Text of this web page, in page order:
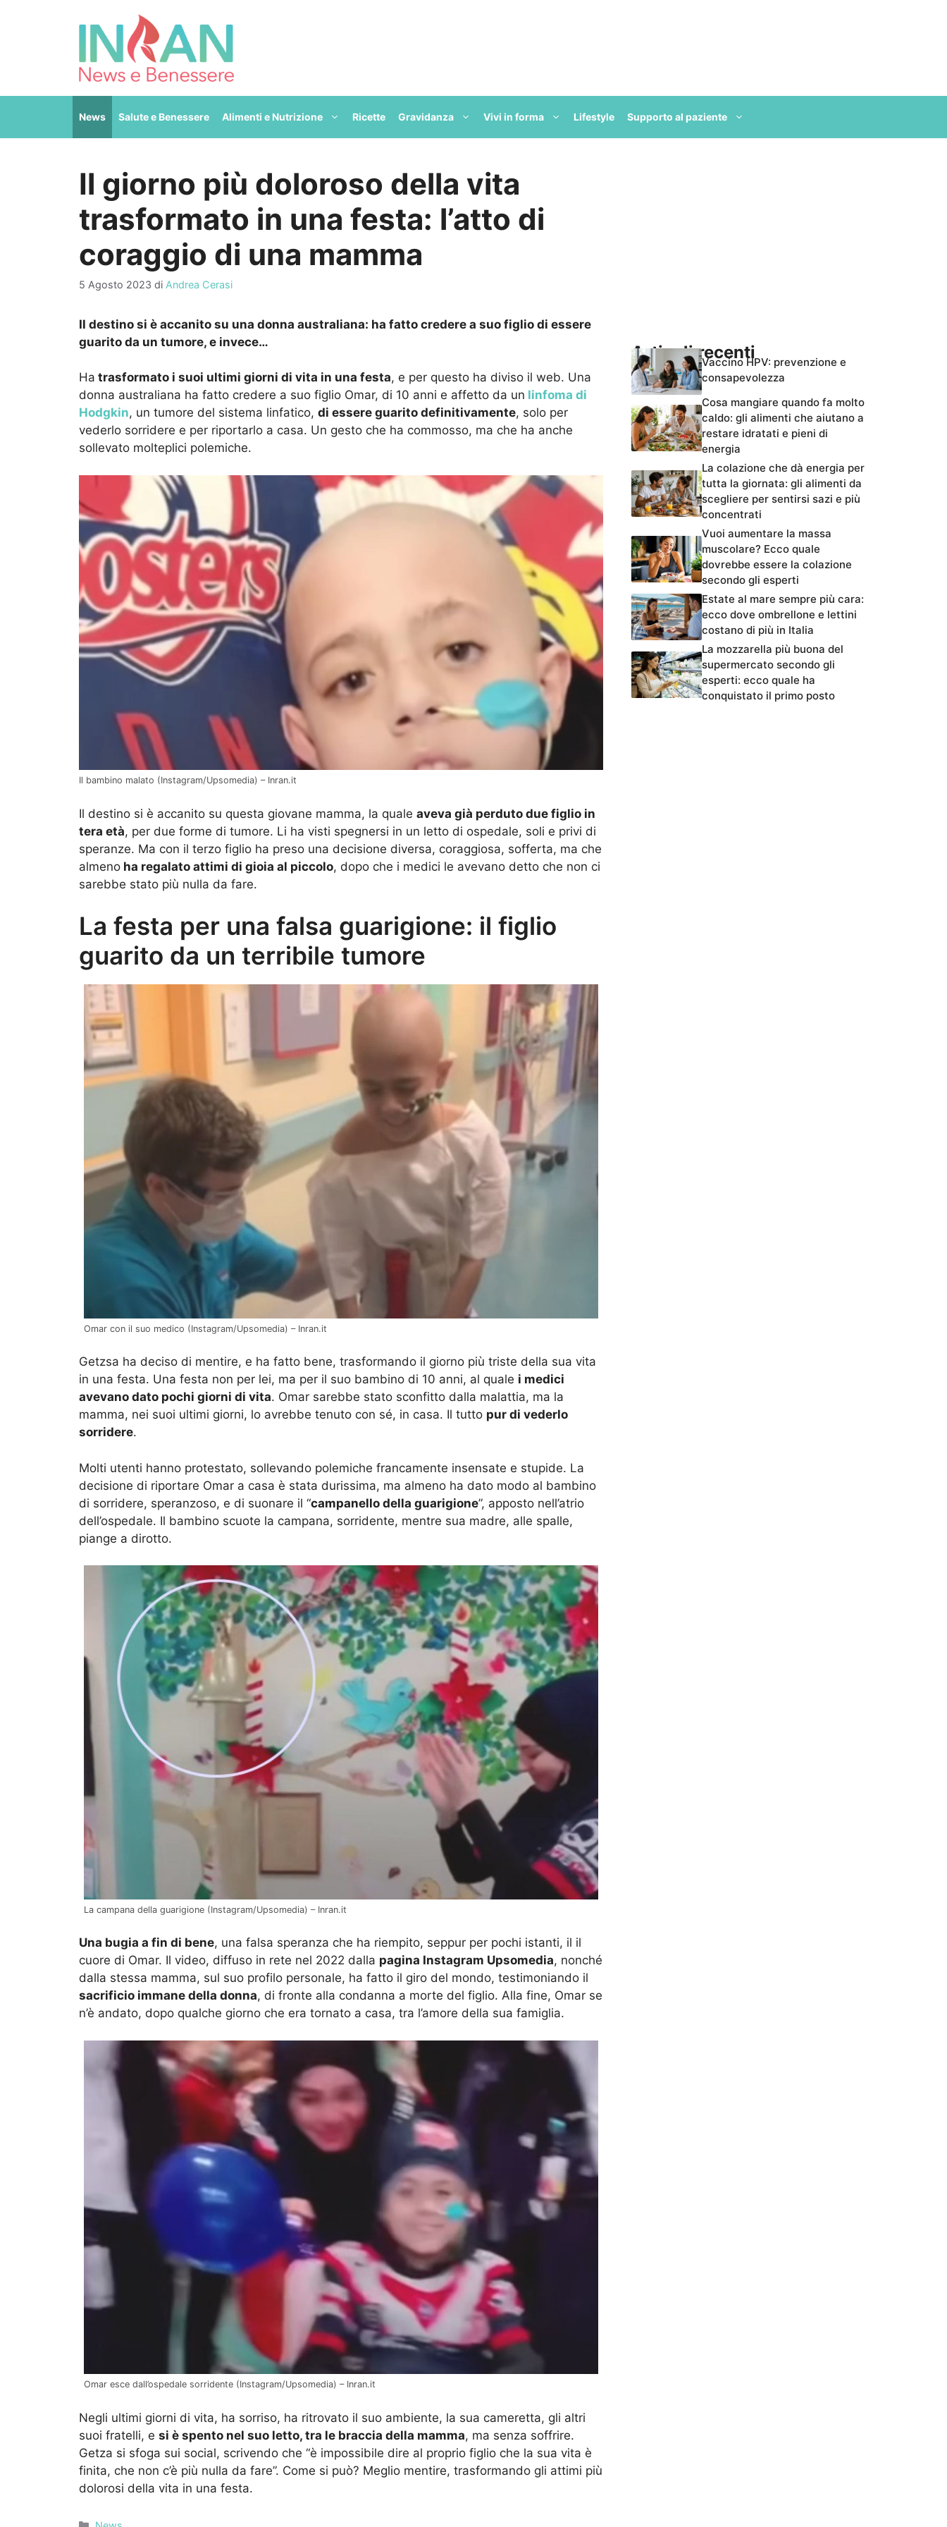
News Salute e Benessere Alimenti e Nutrizione Ricette Gravidanza Vivi in forma Lifestyle Supporto al paziente
Il giorno più doloroso della vita
trasformato in una festa: l’atto di
coraggio di una mamma
5 Agosto 2023 di Andrea Cerasi
Il destino si è accanito su una donna australiana: ha fatto credere a suo figlio di essere
guarito da un tumore, e invece…
Ha trasformato i suoi ultimi giorni di vita in una festa, e per questo ha diviso il web. Una
donna australiana ha fatto credere a suo figlio Omar, di 10 anni e affetto da un linfoma di
Hodgkin, un tumore del sistema linfatico, di essere guarito definitivamente, solo per
vederlo sorridere e per riportarlo a casa. Un gesto che ha commosso, ma che ha anche
sollevato molteplici polemiche.
Il bambino malato (Instagram/Upsomedia) – Inran.it
Il destino si è accanito su questa giovane mamma, la quale aveva già perduto due figlio in
tera età, per due forme di tumore. Li ha visti spegnersi in un letto di ospedale, soli e privi di
speranze. Ma con il terzo figlio ha preso una decisione diversa, coraggiosa, sofferta, ma che
almeno ha regalato attimi di gioia al piccolo, dopo che i medici le avevano detto che non ci
sarebbe stato più nulla da fare.
La festa per una falsa guarigione: il figlio
guarito da un terribile tumore
Omar con il suo medico (Instagram/Upsomedia) – Inran.it
Getzsa ha deciso di mentire, e ha fatto bene, trasformando il giorno più triste della sua vita
in una festa. Una festa non per lei, ma per il suo bambino di 10 anni, al quale i medici
avevano dato pochi giorni di vita. Omar sarebbe stato sconfitto dalla malattia, ma la
mamma, nei suoi ultimi giorni, lo avrebbe tenuto con sé, in casa. Il tutto pur di vederlo
sorridere.
Molti utenti hanno protestato, sollevando polemiche francamente insensate e stupide. La
decisione di riportare Omar a casa è stata durissima, ma almeno ha dato modo al bambino
di sorridere, speranzoso, e di suonare il “campanello della guarigione”, apposto nell’atrio
dell’ospedale. Il bambino scuote la campana, sorridente, mentre sua madre, alle spalle,
piange a dirotto.
La campana della guarigione (Instagram/Upsomedia) – Inran.it
Una bugia a fin di bene, una falsa speranza che ha riempito, seppur per pochi istanti, il il
cuore di Omar. Il video, diffuso in rete nel 2022 dalla pagina Instagram Upsomedia, nonché
dalla stessa mamma, sul suo profilo personale, ha fatto il giro del mondo, testimoniando il
sacrificio immane della donna, di fronte alla condanna a morte del figlio. Alla fine, Omar se
n’è andato, dopo qualche giorno che era tornato a casa, tra l’amore della sua famiglia.
Omar esce dall’ospedale sorridente (Instagram/Upsomedia) – Inran.it
Negli ultimi giorni di vita, ha sorriso, ha ritrovato il suo ambiente, la sua cameretta, gli altri
suoi fratelli, e si è spento nel suo letto, tra le braccia della mamma, ma senza soffrire.
Getza si sfoga sui social, scrivendo che “è impossibile dire al proprio figlio che la sua vita è
finita, che non c’è più nulla da fare”. Come si può? Meglio mentire, trasformando gli attimi più
dolorosi della vita in una festa.
Categorie
Articoli recentiVaccino HPV: prevenzione e
consapevolezza
Cosa mangiare quando fa molto
caldo: gli alimenti che aiutano a
restare idratati e pieni di
energia
La colazione che dà energia per
tutta la giornata: gli alimenti da
scegliere per sentirsi sazi e più
concentrati
Vuoi aumentare la massa
muscolare? Ecco quale
dovrebbe essere la colazione
secondo gli esperti
Estate al mare sempre più cara:
ecco dove ombrellone e lettini
costano di più in Italia
La mozzarella più buona del
supermercato secondo gli
esperti: ecco quale ha
conquistato il primo posto